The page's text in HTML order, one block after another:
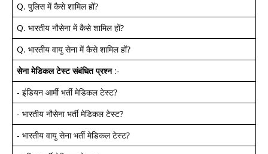
Q. पुलिस में कैसे शामिल हों?
Q. भारतीय नौसेना में कैसे शामिल हों?
Q. भारतीय वायु सेना में कैसे शामिल हों?
सेना मेडिकल टेस्ट संबंधित प्रश्न:-
- इंडियन आर्मी भर्ती मेडिकल टेस्ट?
- भारतीय नौसेना भर्ती मेडिकल टेस्ट?
- भारतीय वायु सेना भर्ती मेडिकल टेस्ट?